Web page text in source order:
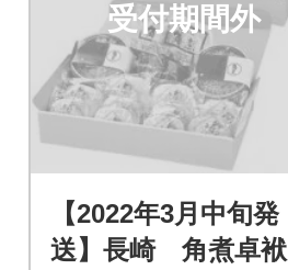
受付期間外
【2022年3月中旬発
送】長崎 角煮卓袱